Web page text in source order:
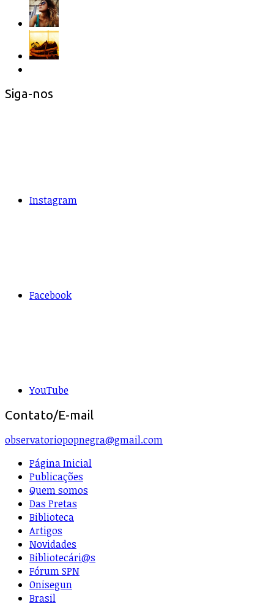
Siga-nos
Instagram
Facebook
YouTube
Contato/E-mail
observatoriopopnegra@gmail.com
Página Inicial
Publicações
Quem somos
Das Pretas
Biblioteca
Artigos
Novidades
Bibliotecári@s
Fórum SPN
Onisegun
Brasil